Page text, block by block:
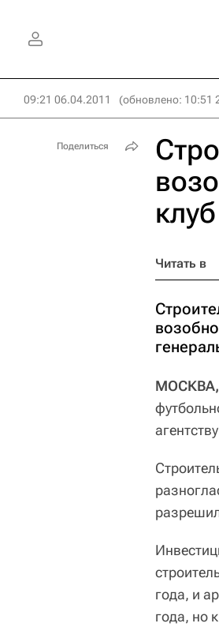
09:21 06.04.2011 (обновлено: 10:51
клуб
Читать в
МОСКВА,
года, и
года, но
Поделиться